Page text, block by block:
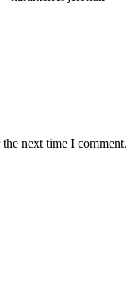
next time I comment.